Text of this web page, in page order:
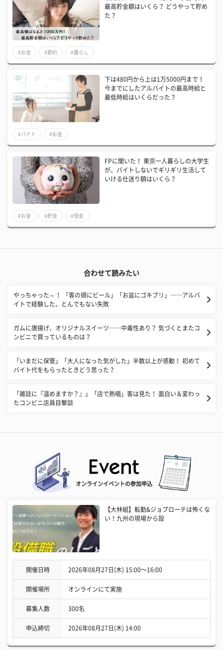
最高貯金額はいくら？ どうやって貯め
た？
#お金 #節約 #暮らし
下は480円から上は1万5000円まで！
今までにしたアルバイトの最高時給と
最低時給はいくらだった？
#バイト #お金
FPに聞いた！ 東京一人暮らしの大学生
が、バイトしないでギリギリ生活して
いける仕送り額はいくら？
#お金 #貯金 #借金
合わせて読みたい
やっちゃった～！ 「客の頭にビール」「お盆にゴキブリ」……アルバ
イトで経験した、とんでもない失敗
ガムに唐揚げ、オリジナルスイーツ……中毒性あり？ 気づくとまたコ
ンビニで買っているものは？
「いまだに保管」「大人になった気がした」半数以上が感動！ 初めて
バイト代をもらったときどう思った？
「雑誌に『温めますか？』」「店で熱唱」客は見た！ 面白い＆変わっ
たコンビニ店員目撃談
オンラインイベントの参加申込
【大林組】転勤&ジョブローテは怖くな
い！九州の現場から設
開催日時 2026年08月27日(木) 15:00〜16:00
開催場所 オンラインにて実施
募集人数 300名
申込締切 2026年08月27日(木) 14:00